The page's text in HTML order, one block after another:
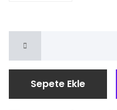
Sepete Ekle